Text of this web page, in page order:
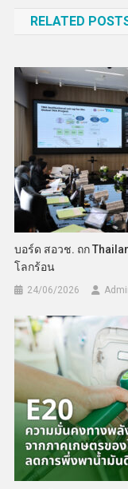
RELATED
บอร์ด สอวช. ถก
โลกร้อน
24/06/2026